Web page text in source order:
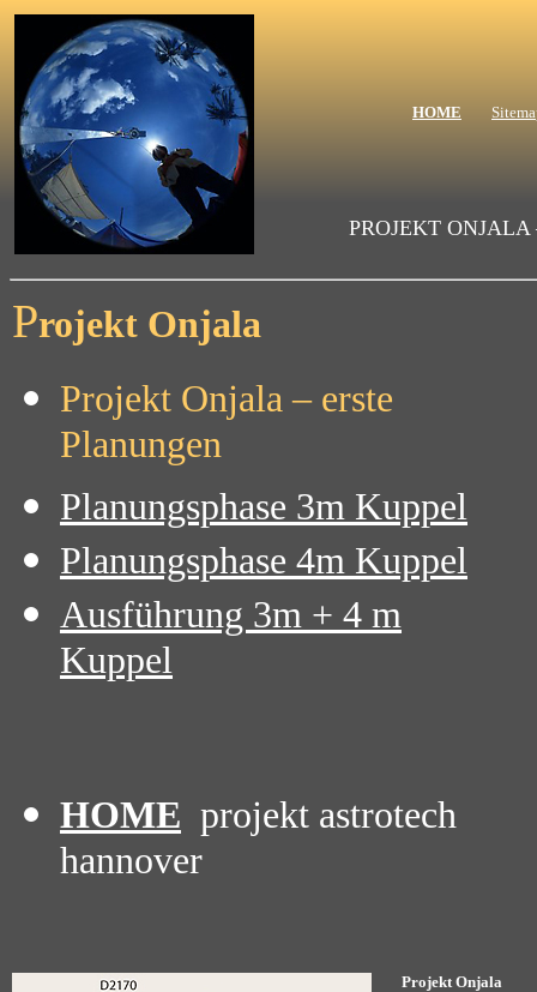
HOME
PROJEKT
Projekt Onjala
Projekt Onjala – erste
Planungen
Planungsphase 3m Kuppel
Planungsphase 4m Kuppel
Ausführung 3m + 4 m
Kuppel
HOME projekt astrotech
hannover
Projekt Onjala